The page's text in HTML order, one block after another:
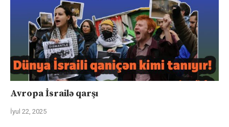
Avropa İsrailə qarşı
İyul 22, 2025